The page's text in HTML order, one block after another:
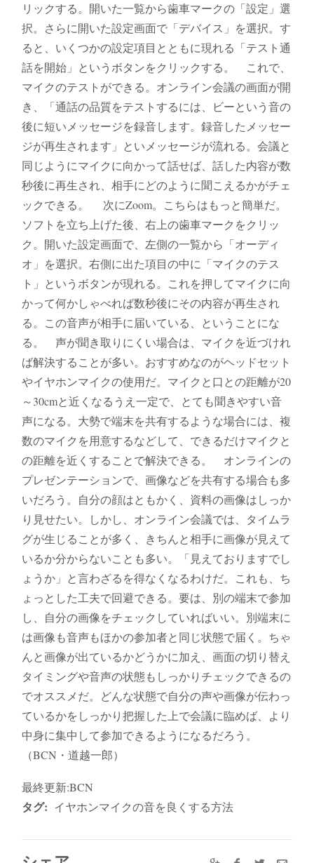
リックする。開いた一覧から歯車マークの「設定」選
択。さらに開いた設定画面で「デバイス」を選択。す
ると、いくつかの設定項目とともに現れる「テスト通
話を開始」というボタンをクリックする。 これで、
マイクのテストができる。オンライン会議の画面が開
き、「通話の品質をテストするには、ビーという音の
後に短いメッセージを録音します。録音したメッセー
ジが再生されます」といメッセージが流れる。会議と
同じようにマイクに向かって話せば、話した内容が数
秒後に再生され、相手にどのように聞こえるかがチェ
ックできる。 次にZoom。こちらはもっと簡単だ。
ソフトを立ち上げた後、右上の歯車マークをクリッ
ク。開いた設定画面で、左側の一覧から「オーディ
オ」を選択。右側に出た項目の中に「マイクのテス
ト」というボタンが現れる。これを押してマイクに向
かって何かしゃべれば数秒後にその内容が再生され
る。この音声が相手に届いている、ということにな
る。 声が聞き取りにくい場合は、マイクを近づけれ
ば解決することが多い。おすすめなのがヘッドセット
やイヤホンマイクの使用だ。マイクと口との距離が20
～30cmと近くなるうえ一定で、とても聞きやすい音
声になる。大勢で端末を共有するような場合には、複
数のマイクを用意するなどして、できるだけマイクと
の距離を近くすることで解決できる。 オンラインの
プレゼンテーションで、画像などを共有する場合も多
いだろう。自分の顔はともかく、資料の画像はしっか
り見せたい。しかし、オンライン会議では、タイムラ
グが生じることが多く、きちんと相手に画像が見えて
いるか分からないことも多い。「見えておりますでし
ょうか」と言わざるを得なくなるわけだ。これも、ち
ょっとした工夫で回避できる。要は、別の端末で参加
し、自分の画像をチェックしていればいい。別端末に
は画像も音声もほかの参加者と同じ状態で届く。ちゃ
んと画像が出ているかどうかに加え、画面の切り替え
タイミングや音声の状態もしっかりチェックできるの
でオススメだ。どんな状態で自分の声や画像が伝わっ
ているかをしっかり把握した上で会議に臨めば、より
中身に集中して参加できるようになるだろう。
（BCN・道越一郎）
最終更新:BCN
タグ: イヤホンマイクの音を良くする方法